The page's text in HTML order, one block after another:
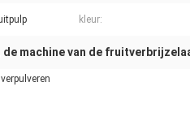
kleur:
de machine van de